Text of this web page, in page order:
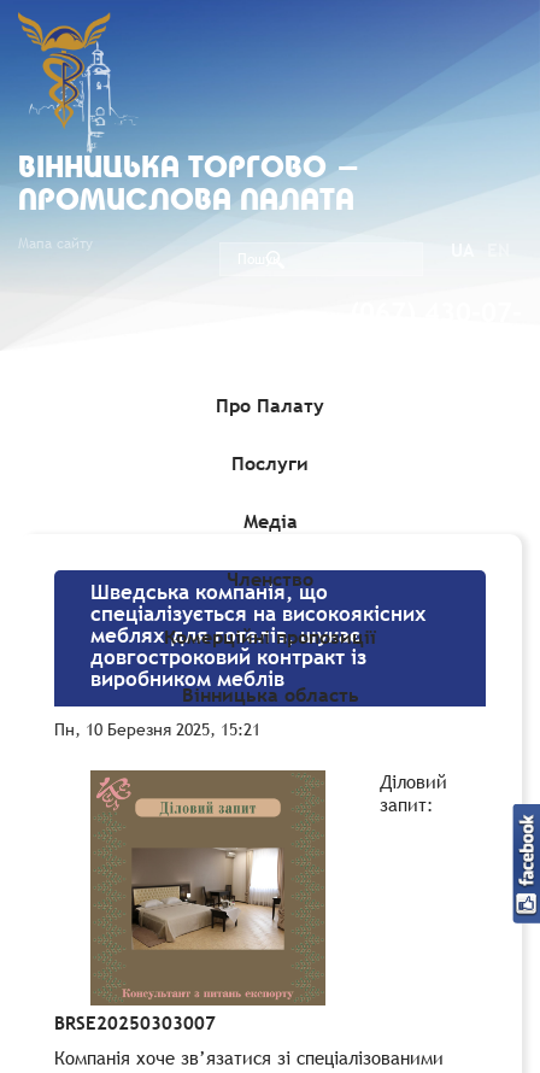
ВIННИЦЬКА ТОРГОВО -
ПРОМИСЛОВА ПАЛАТА
Мапа сайту
Про Палату
Послуги
Медіа
Членство
Комерційні пропозиції
Вінницька область
Комерційні пропозиції»Шведська компанія, що
Шведська компанія, що
спеціалізується на високоякісних
меблях для готелів, шукає
довгостроковий контракт із
виробником меблів
Пн, 10 Березня 2025, 15:21
Діловий
запит:
BRSE20250303007
Компанія хоче зв’язатися зі спеціалізованими